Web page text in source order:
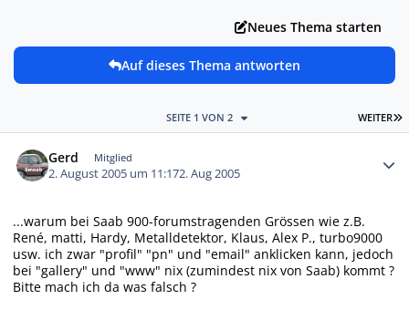
Neues Thema starten
Auf dieses Thema antworten
WEITER
SEITE 1 VON 2
Gerd Mitglied
2. August 2005 um 11:172. Aug 2005
...warum bei Saab 900-forumstragenden Grössen wie z.B.
René, matti, Hardy, Metalldetektor, Klaus, Alex P., turbo9000
usw. ich zwar "profil" "pn" und "email" anklicken kann, jedoch
bei "gallery" und "www" nix (zumindest nix von Saab) kommt ?
Bitte mach ich da was falsch ?